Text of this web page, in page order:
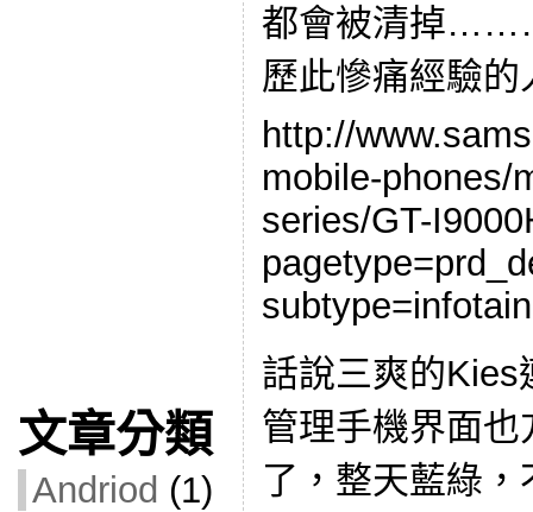
文章分類
Andriod (1)
都會被清掉
歷此慘痛經驗的
http://
mobile-phones/
series/GT-
話說三爽的Kies
管理手機界面
了，整天藍綠